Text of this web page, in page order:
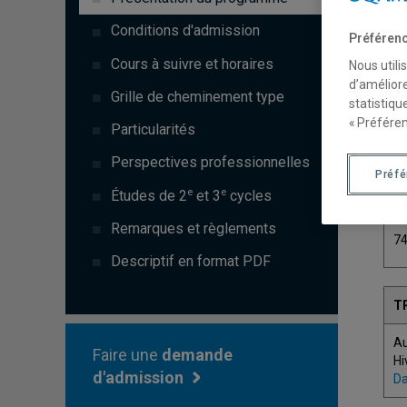
Conditions d'admission
Cours à suivre et horaires
Grille de cheminement type
Particularités
Perspectives professionnelles
Études de 2 e et 3 e cycles
Remarques et règlements
Descriptif en format PDF
Faire une demande
d'admission
Nous
«